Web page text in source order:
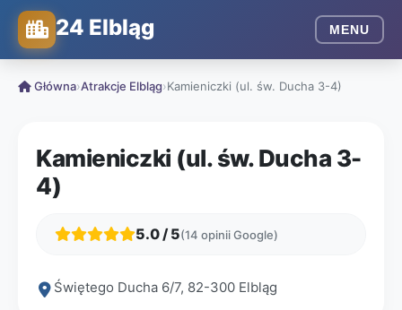
24 Elbląg MENU
Główna›Atrakcje Elbląg›Kamieniczki (ul. św. Ducha 3-4)
Kamieniczki (ul. św. Ducha 3-
4)
5.0 / 5(14 opinii Google)
Świętego Ducha 6/7, 82-300 Elbląg